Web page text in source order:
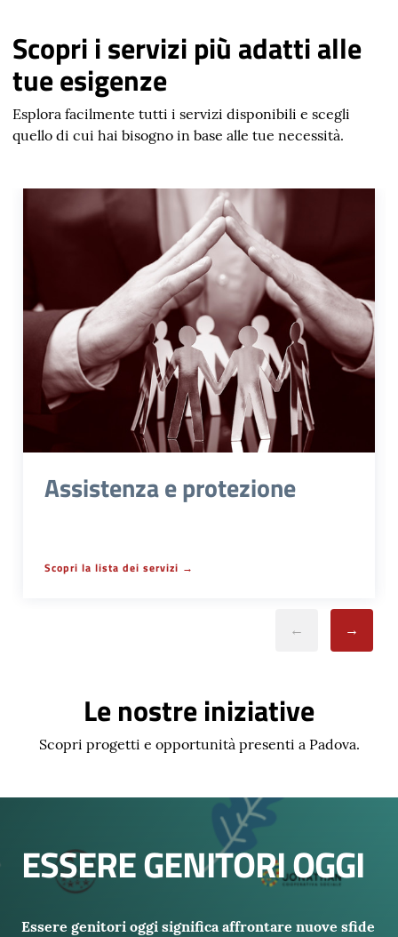
Scopri i servizi più adatti alle
tue esigenze
Esplora facilmente tutti i servizi disponibili e scegli
quello di cui hai bisogno in base alle tue necessità.
Assistenza e protezione
Scopri la lista dei servizi
Le nostre iniziative
Scopri progetti e opportunità presenti a Padova.
ESSERE GENITORI OGGI
Essere genitori oggi significa affrontare nuove sfide